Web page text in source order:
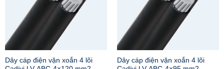
Dây cáp điện vặn xoắn 4 lõi
Dây cáp điện vặn xoắn 4 lõi